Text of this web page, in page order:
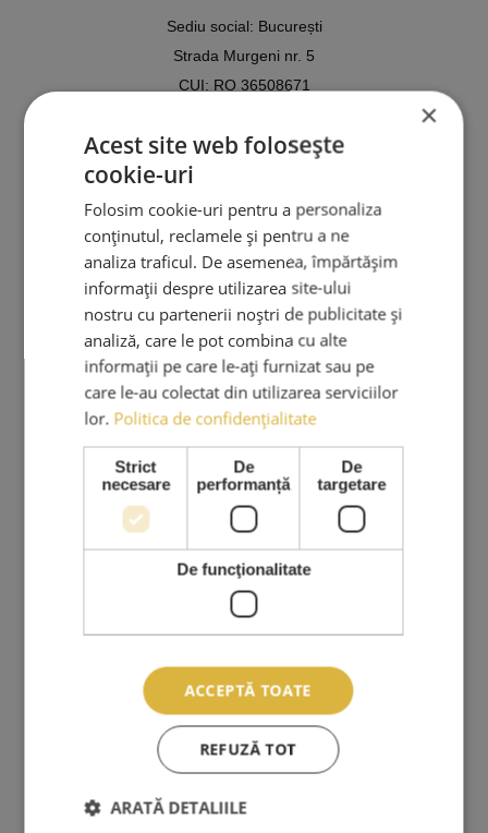
Sediu social: București
Strada Murgeni nr. 5
CUI: RO 36508671
Tel:
Email:
ama.lashes@gmail.com
PRODUSE & SERVICII
Cursuri Extensii Gene
Extensii Gene
Kituri Extensii Gene
Adezivi Extensii Gene
Pensete Extensii Gene
Carduri Cadou
Reduceri Si Promotii
Ingrijire Personala
SERVICII CLIENTI
Despre Noi
Comenzi
×
Acest site web folosește
cookie-uri
Folosim cookie-uri pentru a personaliza
conținutul, reclamele și pentru a ne
analiza traficul. De asemenea, împărtășim
informații despre utilizarea site-ului
nostru cu partenerii noștri de publicitate și
analiză, care le pot combina cu alte
informații pe care le-ați furnizat sau pe
care le-au colectat din utilizarea serviciilor
lor. Politica de confidențialitate
Strict
necesare
De
performanță
De
targetare
De funcţionalitate
ACCEPTĂ TOATE
REFUZĂ TOT
ARATĂ DETALIILE